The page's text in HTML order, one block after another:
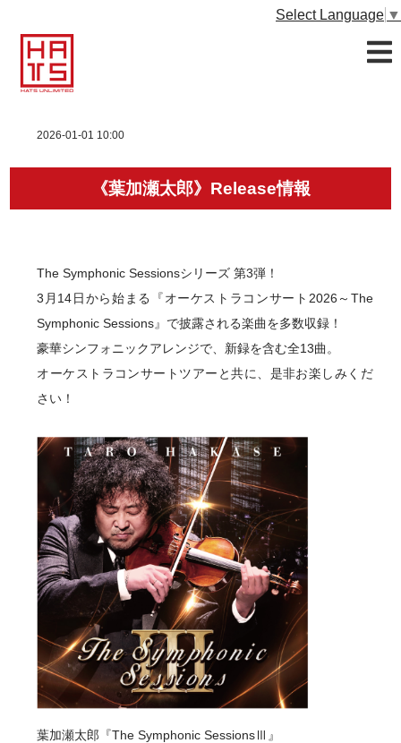
Select Language ▼
2026-01-01 10:00
《葉加瀬太郎》Release情報
The Symphonic Sessionsシリーズ 第3弾！
3月14日から始まる『オーケストラコンサート2026～The
Symphonic Sessions』で披露される楽曲を多数収録！
豪華シンフォニックアレンジで、新録を含む全13曲。
オーケストラコンサートツアーと共に、是非お楽しみくだ
さい！
葉加瀬太郎『The Symphonic SessionsⅢ』